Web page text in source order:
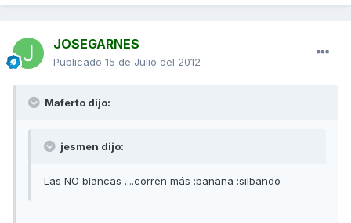
JOSEGARNES
Publicado 15 de Julio del 2012
Maferto dijo:
jesmen dijo:
Las NO blancas ....corren más :banana :silbando